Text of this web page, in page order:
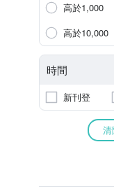
高於1,000
高於10,000
時間
新刊登